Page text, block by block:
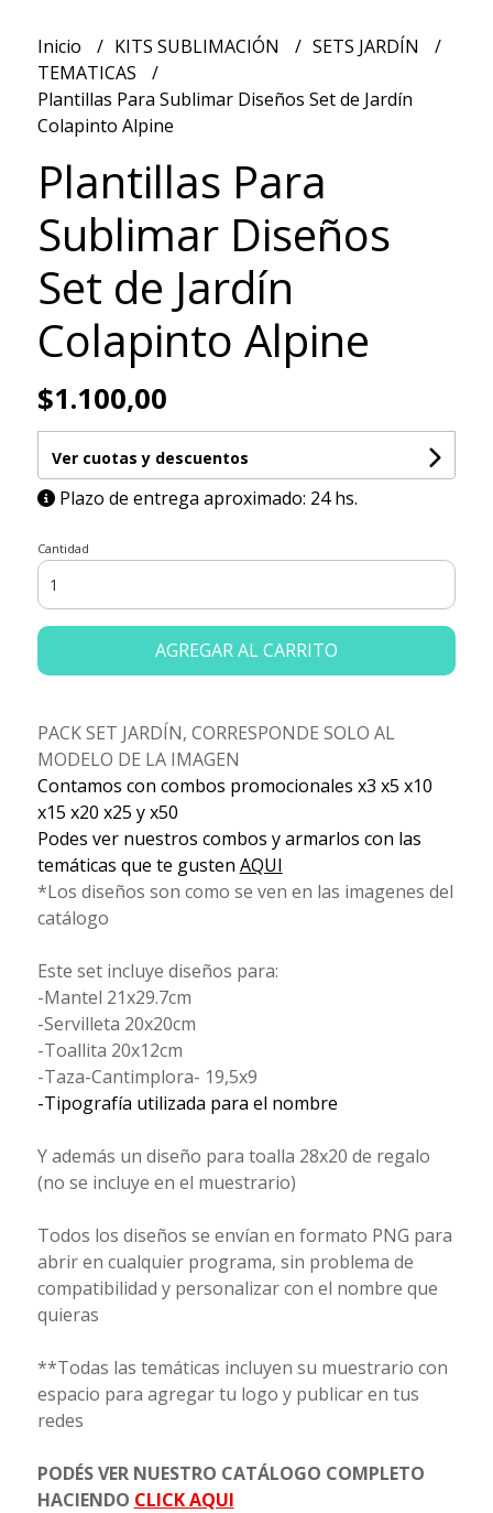
Inicio KITS SUBLIMACIÓN
SETS JARDÍN
TEMATICAS
Plantillas Para Sublimar Diseños Set de Jardín
Colapinto Alpine
Plantillas Para
Sublimar Diseños
Set de Jardín
Colapinto Alpine
$1.100,00
Ver cuotas y descuentos
Plazo de entrega aproximado: 24 hs.
Cantidad
AGREGAR AL CARRITO
PACK SET JARDÍN, CORRESPONDE SOLO AL
MODELO DE LA IMAGEN
Contamos con combos promocionales x3 x5 x10
x15 x20 x25 y x50
Podes ver nuestros combos y armarlos con las
temáticas que te gusten AQUI
*Los diseños son como se ven en las imagenes del
catálogo
Este set incluye diseños para:
-Mantel 21x29.7cm
-Servilleta 20x20cm
-Toallita 20x12cm
-Taza-Cantimplora- 19,5x9
-Tipografía utilizada para el nombre
Y además un diseño para toalla 28x20 de regalo
(no se incluye en el muestrario)
Todos los diseños se envían en formato PNG para
abrir en cualquier programa, sin problema de
compatibilidad y personalizar con el nombre que
quieras
**Todas las temáticas incluyen su muestrario con
espacio para agregar tu logo y publicar en tus
redes
PODÉS VER NUESTRO CATÁLOGO COMPLETO
HACIENDO CLICK AQUI